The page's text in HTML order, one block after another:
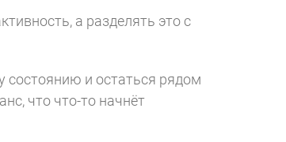
а разделять это с
состоянию и остаться рядом
что что-то начнёт